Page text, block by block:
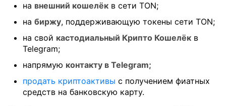
на внешний кошелёк в сети TON;
на биржу, поддерживающую токены сети TON;
на свой кастодиальный Крипто Кошелёк в
Telegram;
напрямую контакту в Telegram;
продать криптоактивы с получением фиатных
средств на банковскую карту.